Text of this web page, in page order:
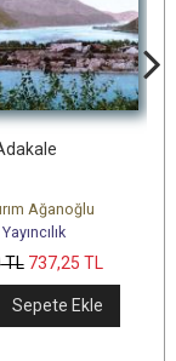
Ağanoğlu
737,25TL
Sepete Ekle